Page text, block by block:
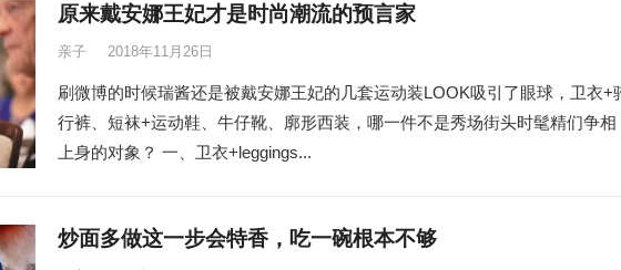
原来戴安娜王妃才是时尚潮流的预言家
亲子 2018年11月26日
刷微博的时候瑞酱还是被戴安娜王妃的几套运动装LOOK吸引了眼球，卫衣+
行裤、短袜+运动鞋、牛仔靴、廓形西装，哪一件不是秀场街头时髦精们争相
上身的对象？ 一、卫衣+leggings...
炒面多做这一步会特香，吃一碗根本不够